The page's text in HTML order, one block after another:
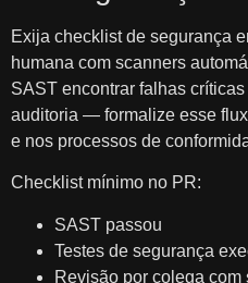
Exija checklist de segurança
humana com scanners
SAST encontrar falhas
auditoria — formalize esse
e nos processos de
Checklist mínimo no PR:
SAST passou
Testes de segurança
Revisão por colega com